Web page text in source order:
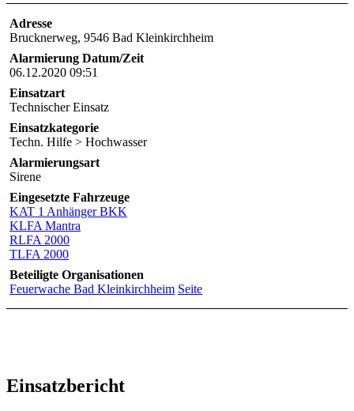
Adresse
Brucknerweg, 9546 Bad Kleinkirchheim
Alarmierung Datum/Zeit
06.12.2020 09:51
Einsatzart
Technischer Einsatz
Einsatzkategorie
Techn. Hilfe > Hochwasser
Alarmierungsart
Sirene
Eingesetzte Fahrzeuge
KAT 1 Anhänger BKK
KLFA Mantra
RLFA 2000
TLFA 2000
Beteiligte Organisationen
Feuerwache Bad Kleinkirchheim Seite
Einsatzbericht